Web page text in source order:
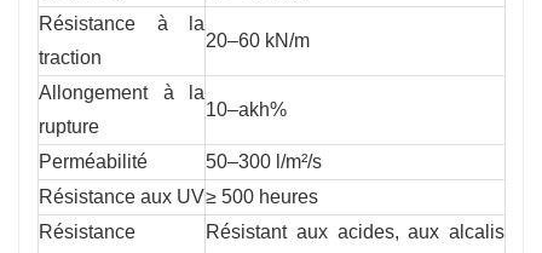
Résistance à la
traction
20–60 kN/m
Allongement à la
rupture
10–akh%
Perméabilité
50–300 l/m²/s
Résistance aux UV≥ 500 heures
Résistance
Résistant aux acides, aux alcalis